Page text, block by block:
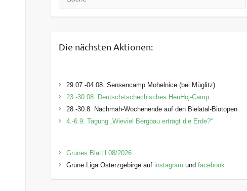
Die nächsten Aktionen:
29.07.-04.08. Sensencamp Mohelnice (bei Müglitz)
23.-30.08. Deutsch-tschechisches HeuHoj-Camp
28.-30.8. Nachmäh-Wochenende auf den Bielatal-Biotopen
4.-6.9. Tagung „Wieviel Bergbau erträgt die Erde?“
Grünes Blätt’l 08/2026
Grüne Liga Osterzgebirge auf instagram und facebook